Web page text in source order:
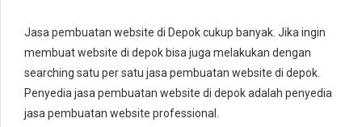
Jasa pembuatan website di Depok cukup banyak. Jika ingin
membuat website di depok bisa juga melakukan dengan
searching satu per satu jasa pembuatan website di depok.
Penyedia jasa pembuatan website di depok adalah penyedia
jasa pembuatan website professional.